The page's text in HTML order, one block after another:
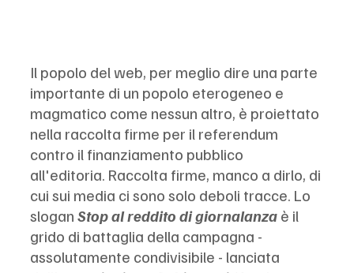
Il popolo del web, per meglio dire una parte
importante di un popolo eterogeneo e
magmatico come nessun altro, è proiettato
nella raccolta firme per il referendum
contro il finanziamento pubblico
all'editoria. Raccolta firme, manco a dirlo, di
cui sui media ci sono solo deboli tracce. Lo
slogan Stop al reddito di giornalanzaè il
grido di battaglia della campagna -
assolutamente condivisibile - lanciata